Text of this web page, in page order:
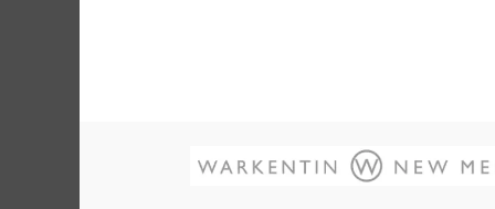
können
auf